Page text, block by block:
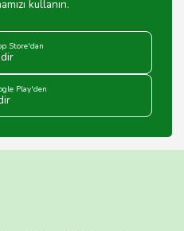
kullanın.
Store'dan
Play'den